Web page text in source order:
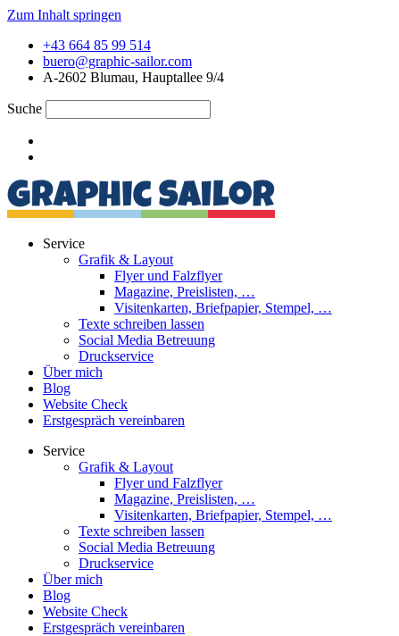
Zum Inhalt springen
+43 664 85 99 514
buero@graphic-sailor.com
A-2602 Blumau, Hauptallee 9/4
Suche
Service
Grafik & Layout
Flyer und Falzflyer
Magazine, Preislisten, …
Visitenkarten, Briefpapier, Stempel, …
Texte schreiben lassen
Social Media Betreuung
Druckservice
Über mich
Blog
Website Check
Erstgespräch vereinbaren
Service
Grafik & Layout
Flyer und Falzflyer
Magazine, Preislisten, …
Visitenkarten, Briefpapier, Stempel, …
Texte schreiben lassen
Social Media Betreuung
Druckservice
Über mich
Blog
Website Check
Erstgespräch vereinbaren